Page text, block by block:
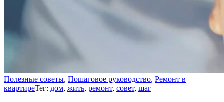
Полезные советы, Пошаговое руководство, Ремонт в
квартиреТег: дом, жить, ремонт, совет, шаг